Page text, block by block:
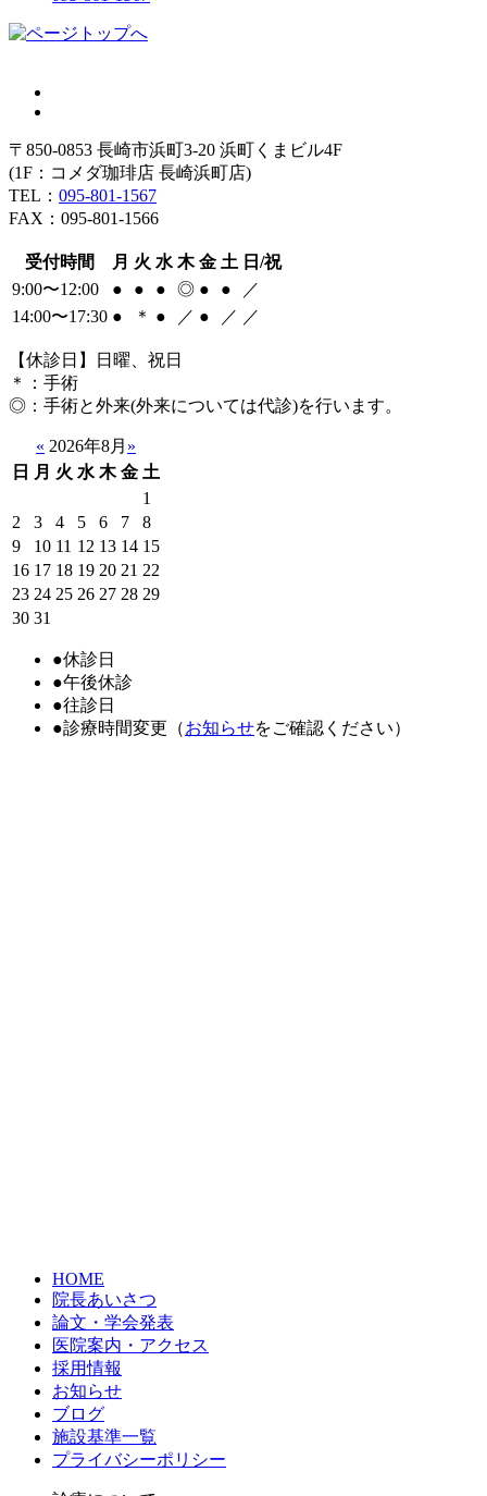
〒850-0853 長崎市浜町3-20 浜町くまビル4F
(1F：コメダ珈琲店 長崎浜町店)
TEL： 095-801-1567
FAX：095-801-1566
受付時間 月 火 水 木 金 土 日/祝
9:00〜12:00
● ● ● ◎ ● ●
／
14:00〜17:30 ● ＊ ● ／ ● ／ ／
【休診日】日曜、祝日
＊
：手術
◎ ：手術と外来(外来については代診)を行います。
« 2026年8月 »
日
月 火 水 木 金 土
1
2
3 4 5 6 7
8
9
10 11 12 13 14 15
16 17 18 19 20 21 22
23 24 25 26 27 28 29
30 31
●休診日
●午後休診
●往診日
●診療時間変更（お知らせをご確認ください）
HOME
院長あいさつ
論文・学会発表
医院案内・アクセス
採用情報
お知らせ
ブログ
施設基準一覧
プライバシーポリシー